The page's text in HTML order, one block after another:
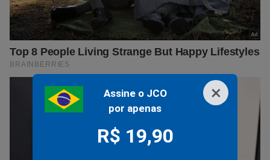
×
Assine o JCO
por apenas
R$ 19,90